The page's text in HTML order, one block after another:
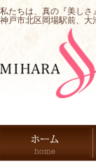
私たちは、真の『美しさ
神戸市北区岡場駅前、大